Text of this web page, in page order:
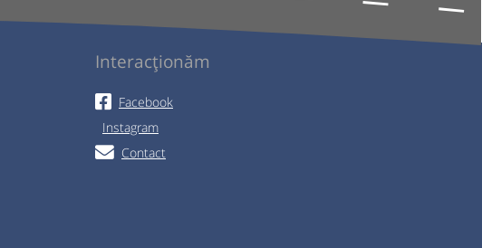
Interacționăm
Facebook
Instagram
Contact